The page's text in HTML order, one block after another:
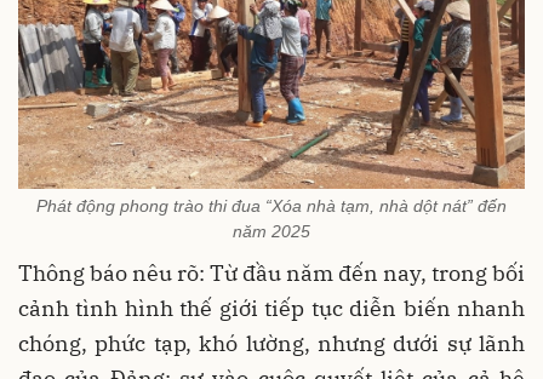
Phát động phong trào thi đua “Xóa nhà tạm, nhà dột nát” đến
năm 2025
Thông báo nêu rõ: Từ đầu năm đến nay, trong bối
cảnh tình hình thế giới tiếp tục diễn biến nhanh
chóng, phức tạp, khó lường, nhưng dưới sự lãnh